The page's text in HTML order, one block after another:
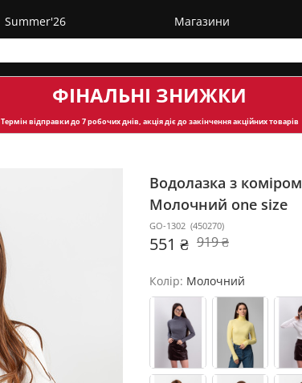
Summer'26 Магазини
ФІНАЛЬНІ ЗНИЖКИ
Термін відправкидо 7 робочих днів, акція діє до закінчення акційних товарів
Водолазка з
Молочний one size
GO-1302 (450270)
551 ₴ 919 ₴
Колір: Молочний